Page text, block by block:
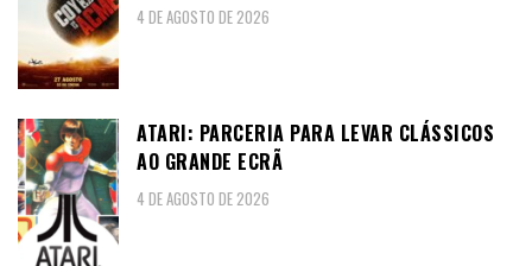
4 DE AGOSTO DE 2026
ATARI: PARCERIA PARA LEVAR CLÁSSICOS
AO GRANDE ECRÃ
4 DE AGOSTO DE 2026